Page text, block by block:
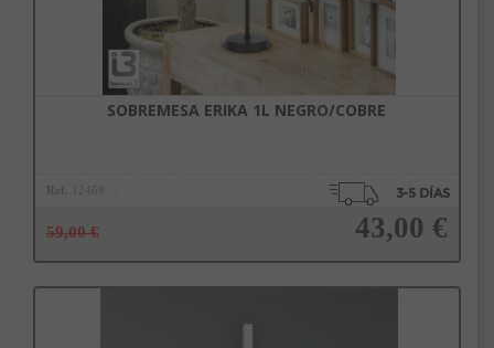
SOBREMESA ERIKA 1L NEGRO/COBRE
Ref. 12469
59,00 € 43,00 €